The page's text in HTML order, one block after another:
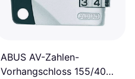
ABUS AV-Zahlen-
Vorhangschloss 155/40